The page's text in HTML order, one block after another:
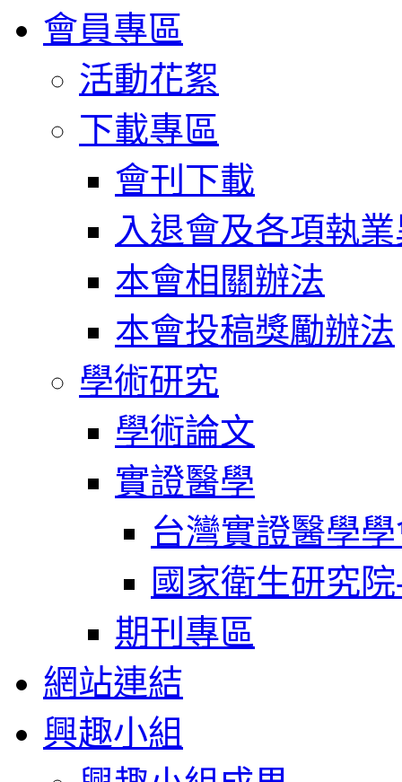
會員專區
活動花絮
下載專區
會刊下載
入退會及各項執
本會相關辦法
本會投稿獎勵辦法
學術研究
學術論文
實證醫學
台灣實證醫學
國家衛生研究
期刊專區
網站連結
興趣小組